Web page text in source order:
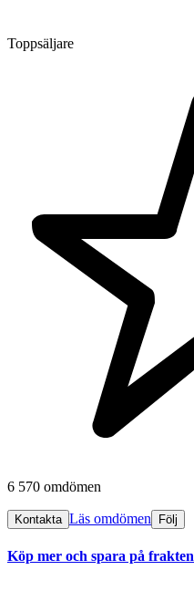
Toppsäljare
6 570 omdömen
Kontakta Läs omdömen Följ
Köp mer och spara på frakten